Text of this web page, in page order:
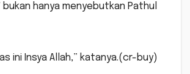
bukan hanya menyebutkan Pathul
ini Insya Allah,” katanya.(cr-buy)